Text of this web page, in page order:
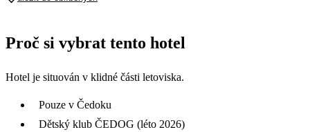
Proč si vybrat tento hotel
Hotel je situován v klidné části letoviska.
Pouze v Čedoku
Dětský klub ČEDOG (léto 2026)